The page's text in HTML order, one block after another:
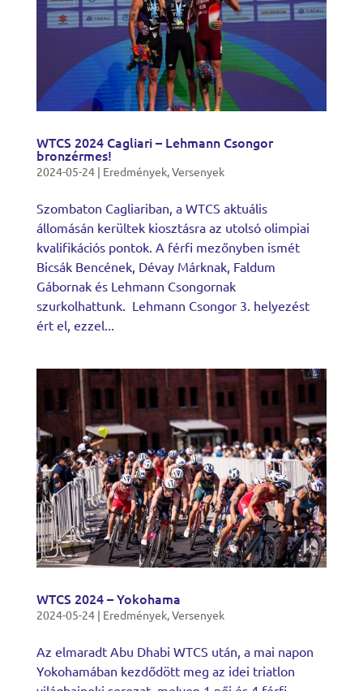
WTCS 2024 Cagliari – Lehmann Csongor
bronzérmes!
2024-05-24| Eredmények,Versenyek
Szombaton Cagliariban, a WTCS aktuális
állomásán kerültek kiosztásra az utolsó olimpiai
kvalifikációs pontok. A férfi mezőnyben ismét
Bicsák Bencének, Dévay Márknak, Faldum
Gábornak és Lehmann Csongornak
szurkolhattunk. Lehmann Csongor 3. helyezést
ért el, ezzel...
WTCS 2024 – Yokohama
2024-05-24| Eredmények, Versenyek
Az elmaradt Abu Dhabi WTCS után, a mai napon
Yokohamában kezdődött meg az idei triatlon